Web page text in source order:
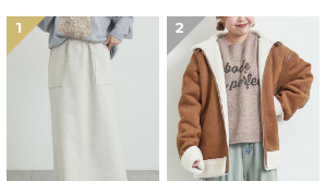
1 2